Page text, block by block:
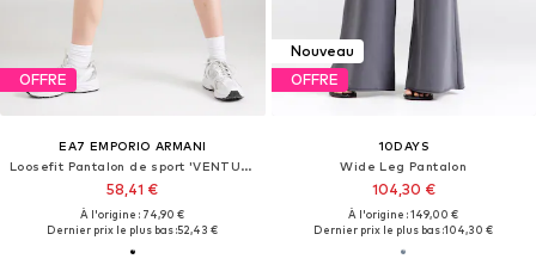
OFFRE
EA7 EMPORIO ARMANI
Loosefit Pantalon de sport 'VENTUS7'
58,41 €
À l'origine : 74,90 €
Dernier prix le plus bas :52,43 €
Nouveau
OFFRE
10DAYS
Wide Leg Pantalon
104,30 €
À l'origine : 149,00 €
Dernier prix le plus bas :104,30 €